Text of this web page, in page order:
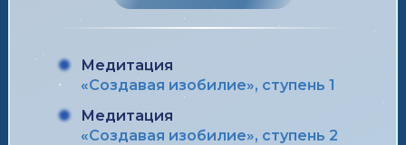
Медитация
«Создавая изобилие», ступень 2
Медитация
«Создавая изобилие», ступень 1